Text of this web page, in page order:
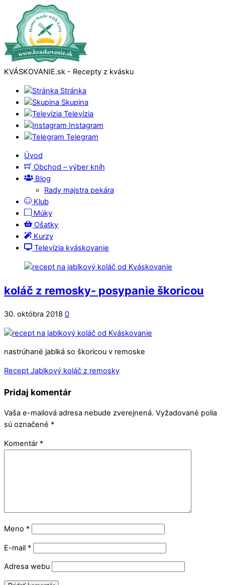
KVÁSKOVANIE.sk - Recepty z kvásku
Stránka
Skupina
Televízia
Instagram
Telegram
Úvod
Obchod – výber kníh
Blog
Rady majstra pekára
Klub
Múky
Ošatky
Kurzy
Televízia kváskovanie
koláč z remosky- posypanie škoricou
30. októbra 2018 0
nastrúhané jablká so škoricou v remoske
Recept Jablkový koláč z remosky
Pridaj komentár
Vaša e-mailová adresa nebude zverejnená. Vyžadované polia
sú označené *
Komentár *
Meno *
E-mail *
Adresa webu